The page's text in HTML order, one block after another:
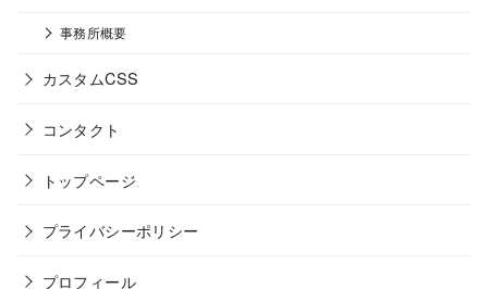
事務所概要
カスタムCSS
コンタクト
トップページ
プライバシーポリシー
プロフィール